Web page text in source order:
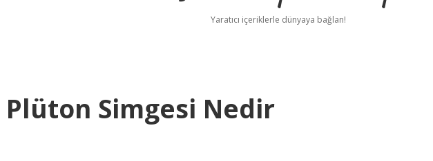
Yaratıcı içeriklerle dünyaya bağlan!
Simgesi Nedir